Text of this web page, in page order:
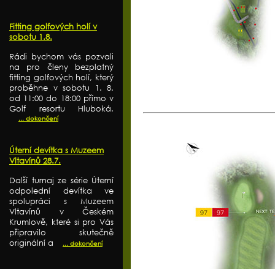
Fitting golfových holí v
sobotu 1.8.
Rádi bychom vás pozvali
na pro členy bezplatný
fitting golfových holí, který
proběhne v sobotu 1. 8.
od 11:00 do 18:00 přímo v
Golf resortu Hluboká.
... dokončení
Úterní devítka s Muzeem
Vltavínů 28.7.
Další turnaj ze série Úterní
odpolední devítka ve
spolupráci s Muzeem
Vltavínů v Českém
Krumlově, které si pro Vás
připravilo skutečně
originální a
... dokončení